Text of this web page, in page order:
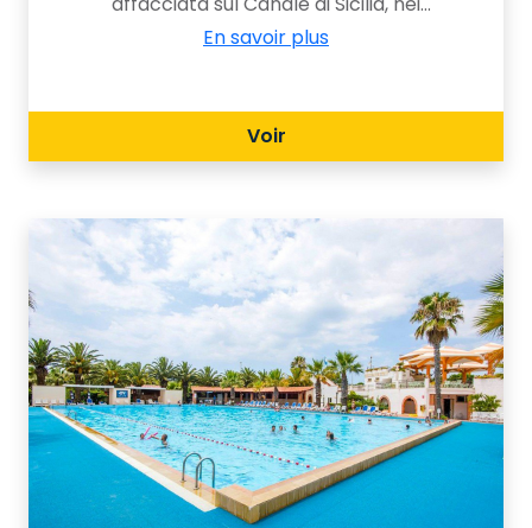
pressi dell'antica colonia greca di
sole ed un clima piacevole tutto
l’anno.
En savoir plus
Voir